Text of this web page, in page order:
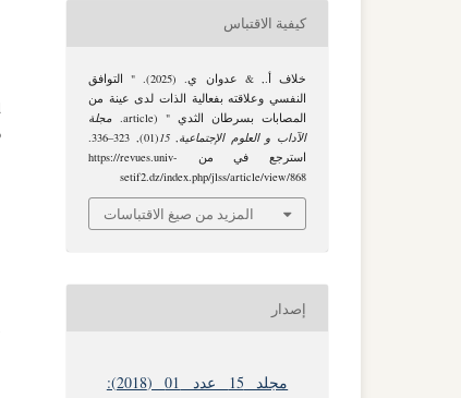
كيفية الاقتباس
خلاف أ., & عدوان ي. (2025). " التوافق
النفسي وعلاقته بفعالية الذات لدى عينة من
المصابات بسرطان الثدي " (article.
مجلة
الآداب و العلوم الإجتماعية,
15
(01), 323–336.
استرجع في من https://revues.univ-
setif2.dz/index.php/jlss/article/view/868
المزيد من صيغ الاقتباسات
إصدار
مجلد 15 عدد 01 (2018):